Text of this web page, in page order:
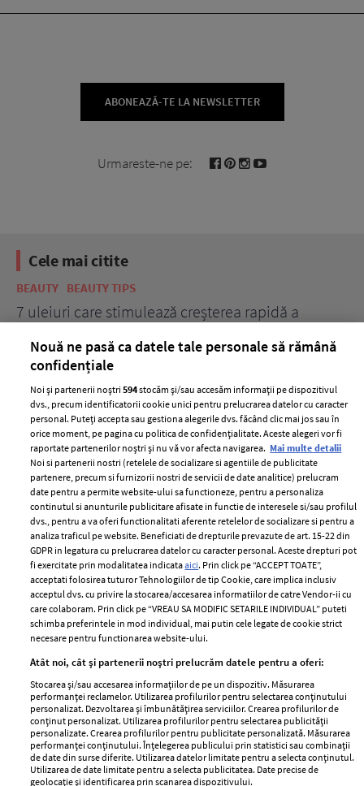
ABONEAZĂ-TE LA NEWSLETTER
Urmareste-ne pe:
Cele mai citite
BEAUTY BEAUTY TIPS
7 uleiuri care stimulează creșterea rapidă a
ELLE Style Awards
2024
Despre ELLE
Romania
Contact
Abonamente
Termeni si conditii
Politica de
confidențialitate
Politica de cookies
Publicitate
GSP
Unica
Baby
Retete
femei
Viva
Avantaje
Retete practice
Nouă ne pasă ca datele tale personale să rămână
confidențiale
Noi și partenerii noștri594stocăm și/sau accesăm informații pe dispozitivul
dvs., precum identificatorii cookie unici pentru prelucrarea datelor cu caracter
personal. Puteți accepta sau gestiona alegerile dvs. făcând clic mai jos sau în
orice moment, pe pagina cu politica de confidențialitate. Aceste alegeri vor fi
raportate partenerilor noștri și nu vă vor afecta navigarea. Mai multe detalii
Noi si partenerii nostri (retelele de socializare si agentiile de publicitate
partenere, precum si furnizorii nostri de servicii de date analitice) prelucram
date pentru a permite website-ului sa functioneze, pentru a personaliza
continutul si anunturile publicitare afisate in functie de interesele si/sau profilul
dvs., pentru a va oferi functionalitati aferente retelelor de socializare si pentru a
analiza traficul pe website. Beneficiati de drepturile prevazute de art. 15-22 din
GDPR in legatura cu prelucrarea datelor cu caracter personal. Aceste drepturi pot
fi exercitate prin modalitatea indicataaici. Prin click pe “ACCEPT TOATE”,
acceptati folosirea tuturor Tehnologiilor de tip Cookie, care implica inclusiv
acceptul dvs. cu privire la stocarea/accesarea informatiilor de catre Vendor-ii cu
care colaboram. Prin click pe “VREAU SA MODIFIC SETARILE INDIVIDUAL” puteti
schimba preferintele in mod individual, mai putin cele legate de cookie strict
necesare pentru functionarea website-ului.
Atât noi, cât și partenerii noștri prelucrăm datele pentru a oferi:
Stocarea și/sau accesarea informațiilor de pe un dispozitiv. Măsurarea
performanței reclamelor. Utilizarea profilurilor pentru selectarea conținutului
personalizat. Dezvoltarea și îmbunătățirea serviciilor. Crearea profilurilor de
conținut personalizat. Utilizarea profilurilor pentru selectarea publicității
personalizate. Crearea profilurilor pentru publicitate personalizată. Măsurarea
performanței conținutului. Înțelegerea publicului prin statistici sau combinații
de date din surse diferite. Utilizarea datelor limitate pentru a selecta conținutul.
Utilizarea de date limitate pentru a selecta publicitatea. Date precise de
geolocație și identificarea prin scanarea dispozitivului.